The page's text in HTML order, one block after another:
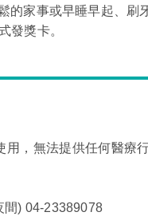
家事或早睡早起、刷
發獎卡。
，無法提供任何醫療
間) 04-23389078